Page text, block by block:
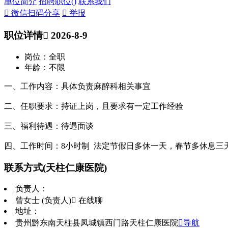
 微信扫码分享  举报
职位详情 2026-8-9
岗位：全职
年龄：不限
一、工作内容：具体负责麻醉科相关事宜
二、任职要求：持证上岗，且要求有一定工作经验
三、福利待遇：待遇面谈
四、工作时间：8小时制 法定节假日多休一天，春节多休息三
联系方式(天柱仁康医院)
负责人：
曾女士 (负责人) 在线聊
地址：
贵州黔东南天柱县凤城镇西门路天柱仁康医院导航